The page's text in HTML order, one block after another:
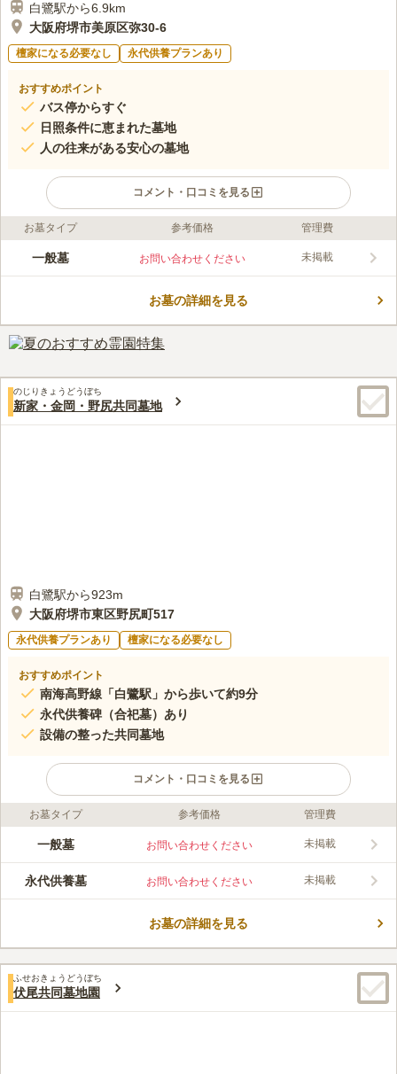
白鷺駅から6.9km
大阪府堺市美原区弥30-6
檀家になる必要なし 永代供養プランあり
おすすめポイント
バス停からすぐ
日照条件に恵まれた墓地
人の往来がある安心の墓地
コメント・口コミを見る
ライフドット編集部のコメント
日照条件に恵まれており、暖かい日差しが心地よく、いつも気持
すすめです。小学校が近くにあり、子どもたちの楽しそうな声が
とができます。
口コミ評価
30代女性
お墓参りに行く途中にお花屋さんもあり、そこでろうそくも買う
ことができるので便利だと思います。また少し離れたところにはご飯屋さ
んもあるので便利です
お墓タイプ 参考価格 管理費
一般墓 お問い合わせください 未掲載
お墓の詳細を見る
のじりきょうどうぼち
新家・金岡・野尻共同墓地
白鷺駅から923m
大阪府堺市東区野尻町517
永代供養プランあり 檀家になる必要なし
おすすめポイント
南海高野線「白鷺駅」から歩いて約9分
永代供養碑（合祀墓）あり
設備の整った共同墓地
コメント・口コミを見る
ライフドット編集部のコメント
新家・金岡・野尻共同墓地は、規模が大きな共同墓地です。 墓
ことなくいつでもお参りが可能です。 永代供養碑（合祀墓）を
完備しているので、継承者がいなくなった後には合祀で盆や彼岸
ものを購入できます。 トイレも完備しているので、時間を気に
みんなの評価
3.4 口コミ2件
40代男性
近くにホームセンターがあり、切り花や必要な道具も売ってい
て、値段も安くてポイントもついて、接客対応も抜群でいい環境です。
口コミの続きを読む
お墓タイプ 参考価格 管理費
一般墓 お問い合わせください 未掲載
永代供養墓 お問い合わせください 未掲載
お墓の詳細を見る
ふせおきょうどうぼち
伏尾共同墓地園